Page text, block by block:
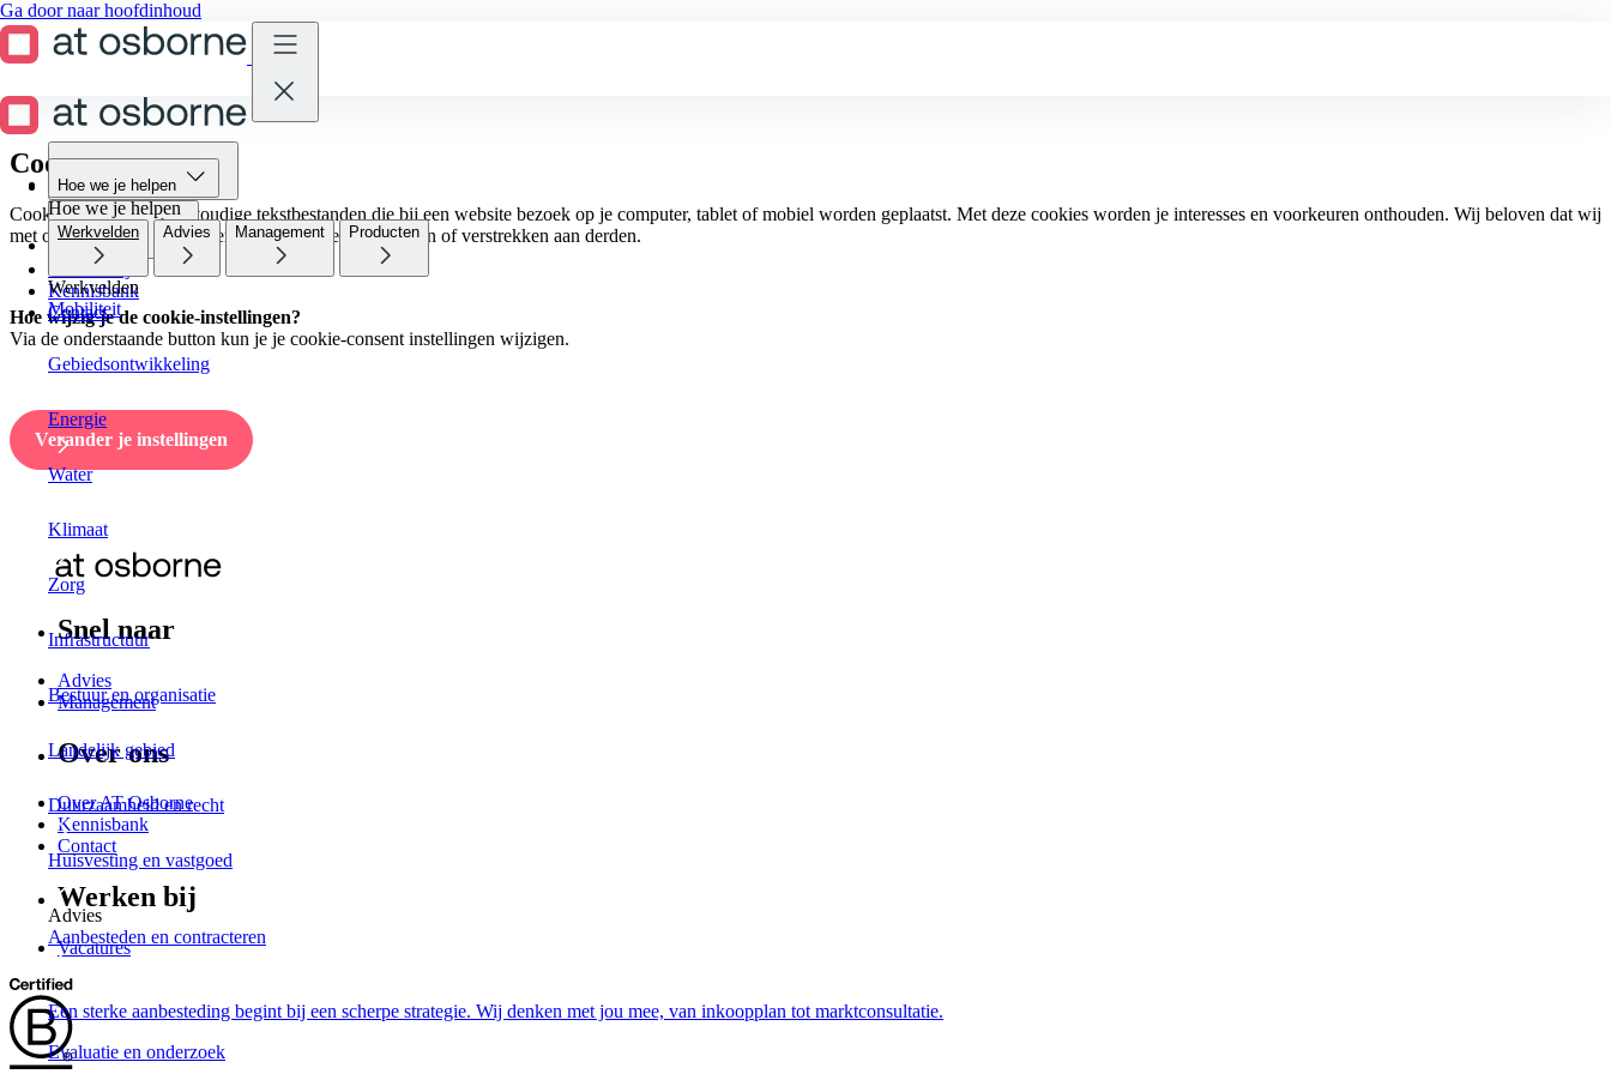
Ga door naar hoofdinhoud
Hoe we je helpen
Wie we zijn
Werken bij
Kennisbank
Contact
Hoe we je helpen
Hoe we je helpen
Werkvelden Advies Management Producten
Werkvelden
Mobiliteit
Gebiedsontwikkeling
Energie
Water
Klimaat
Zorg
Infrastructuur
Bestuur en organisatie
Landelijk gebied
Duurzaamheid en recht
Huisvesting en vastgoed
Advies
Aanbesteden en contracteren
Een sterke aanbesteding begint bij een scherpe strategie. Wij denken met jou mee, van inkoopplan tot marktconsultatie.
Evaluatie en onderzoek
Cookies
Cookies zijn kleine, eenvoudige tekstbestanden die bij een website bezoek op je computer, tablet of mobiel worden geplaatst. Met deze cookies worden je interesses en voorkeuren onthouden. Wij beloven dat wij
met onze cookies nooit je persoonlijke gegevens opslaan of verstrekken aan derden.
Hoe wijzig je de cookie-instellingen?
Via de onderstaande button kun je je cookie-consent instellingen wijzigen.
Verander je instellingen
Snel naar
Advies
Management
Over ons
Over AT Osborne
Kennisbank
Contact
Werken bij
Vacatures